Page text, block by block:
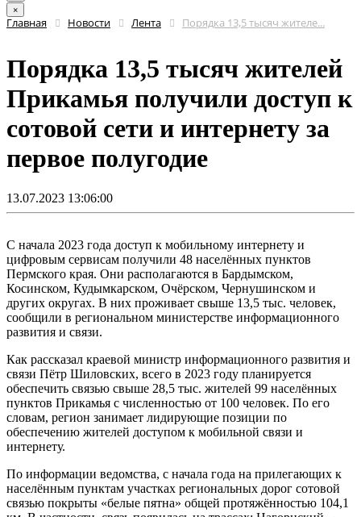
×
Главная Новости Лента Порядка 13,5 тысяч жителе...
Порядка 13,5 тысяч жителей
Прикамья получили доступ к
сотовой сети и интернету за
первое полугодие
13.07.2023 13:06:00
С начала 2023 года доступ к мобильному интернету и
цифровым сервисам получили 48 населённых пунктов
Пермского края. Они располагаются в Бардымском,
Косинском, Кудымкарском, Очёрском, Чернушинском и
других округах. В них проживает свыше 13,5 тыс. человек,
сообщили в региональном министерстве информационного
развития и связи.
Как рассказал краевой министр информационного развития и
связи Пётр Шиловских, всего в 2023 году планируется
обеспечить связью свыше 28,5 тыс. жителей 99 населённых
пунктов Прикамья с численностью от 100 человек. По его
словам, регион занимает лидирующие позиции по
обеспечению жителей доступом к мобильной связи и
интернету.
По информации ведомства, с начала года на прилегающих к
населённым пунктам участках региональных дорог сотовой
связью покрыты «белые пятна» общей протяжённостью 104,1